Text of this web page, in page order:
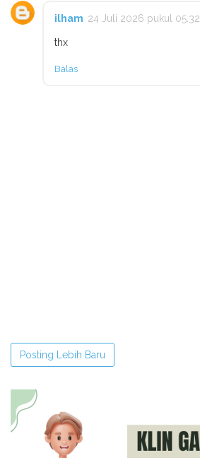
ilham 24 Juli 2026 pukul 05.32
thx
Balas
Posting Lebih Baru